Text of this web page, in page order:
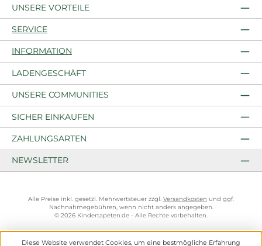
UNSERE VORTEILE
SERVICE
INFORMATION
LADENGESCHÄFT
UNSERE COMMUNITIES
SICHER EINKAUFEN
ZAHLUNGSARTEN
NEWSLETTER
Alle Preise inkl. gesetzl. Mehrwertsteuer zzgl. Versandkosten und ggf.
Nachnahmegebühren, wenn nicht anders angegeben.
© 2026 Kindertapeten.de - Alle Rechte vorbehalten.
Diese Website verwendet Cookies, um eine bestmögliche Erfahrung